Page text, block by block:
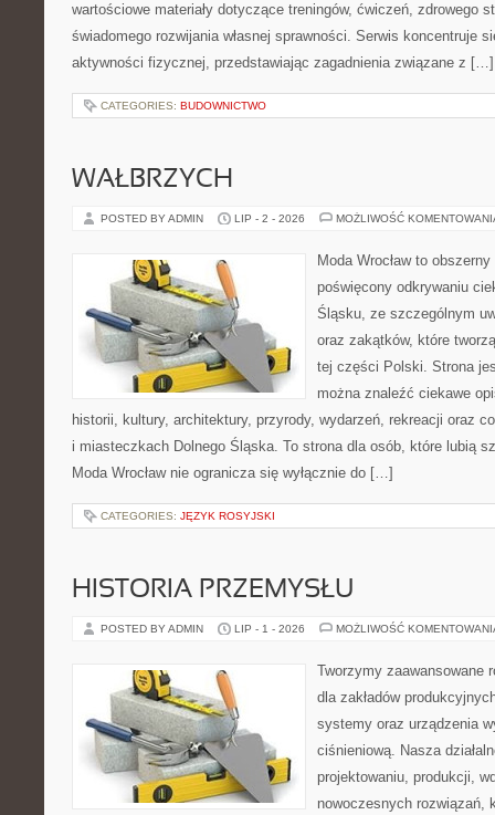
wartościowe materiały dotyczące treningów, ćwiczeń, zdrowego
świadomego rozwijania własnej sprawności. Serwis koncentruje
aktywności fizycznej, przedstawiając zagadnienia związane z […]
CATEGORIES: BUDOWNICTWO
WAŁBRZYCH
POSTED BY ADMIN LIP - 2 - 2026 MOŻLIWOŚĆ
Moda Wrocław to
poświęcony odkrywaniu
Śląsku, ze szczególnym
oraz zakątków, które
tej części Polski. Strona
można znaleźć ciekawe
historii, kultury, architektury, przyrody, wydarzeń, rekreacji oraz
i miasteczkach Dolnego Śląska. To strona dla osób, które lubią
Moda Wrocław nie ogranicza się wyłącznie do […]
CATEGORIES: JĘZYK ROSYJSKI
HISTORIA PRZEMYSŁU
POSTED BY ADMIN LIP - 1 - 2026 MOŻLIWOŚĆ
Tworzymy zaawansowane
dla zakładów
systemy oraz urządzenia
ciśnieniową. Nasza
projektowaniu, produkcji,
nowoczesnych rozwiązań,